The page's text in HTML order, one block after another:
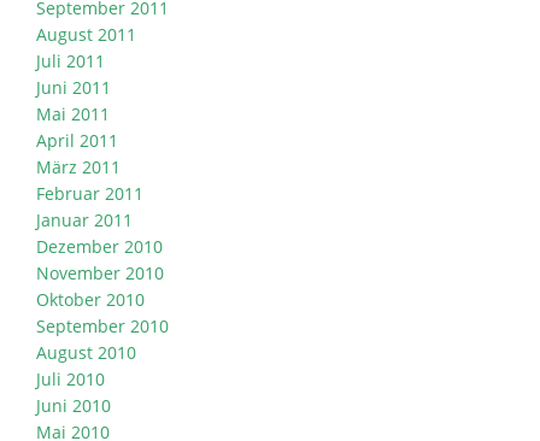
September 2011
August 2011
Juli 2011
Juni 2011
Mai 2011
April 2011
März 2011
Februar 2011
Januar 2011
Dezember 2010
November 2010
Oktober 2010
September 2010
August 2010
Juli 2010
Juni 2010
Mai 2010